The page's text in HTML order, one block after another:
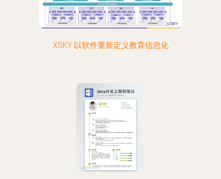
XSKY 以软件重新定义教育信息化